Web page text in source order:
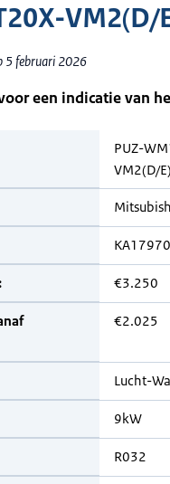
VM2(D/
5 februari 2026
een indicatie van
PUZ-
VM2(D/E)
KA17970
€3.250
€2.025
Lucht-
9kW
R032